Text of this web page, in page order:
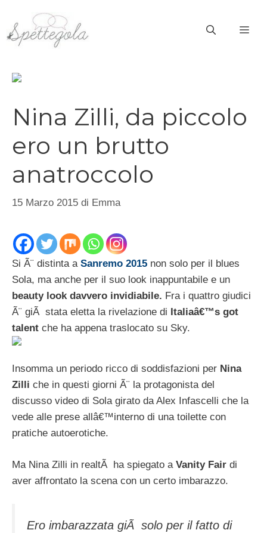
contenuto
Nina Zilli, da piccolo
ero un brutto
anatroccolo
15 Marzo 2015 di Emma
Si Ã¨ distinta a Sanremo 2015 non solo per il blues
Sola, ma anche per il suo look inappuntabile e un
beauty look davvero invidiabile. Fra i quattro giudici
Ã¨ giÃ stata eletta la rivelazione di Italiaâ€™s got
talent che ha appena traslocato su Sky.
Insomma un periodo ricco di soddisfazioni per Nina
Zilli che in questi giorni Ã¨ la protagonista del
discusso video di Sola girato da Alex Infascelli che la
vede alle prese allâ€™interno di una toilette con
pratiche autoerotiche.
Ma Nina Zilli in realtÃ ha spiegato a Vanity Fair di
aver affrontato la scena con un certo imbarazzo.
Ero imbarazzata giÃ solo per il fatto di